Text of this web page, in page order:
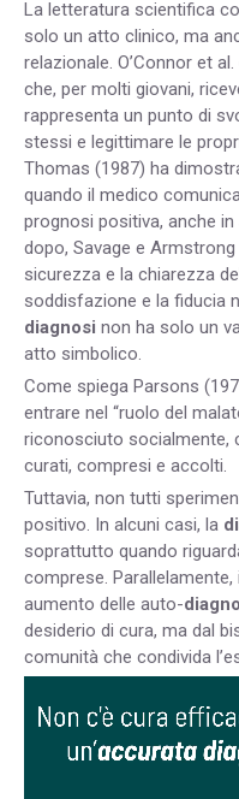
La letteratura scientifica
solo un atto clinico, ma
relazionale. O’Connor et
che, per molti giovani,
rappresenta un punto di
stessi e legittimare le
Thomas (1987) ha
quando il medico
prognosi positiva, anche
dopo, Savage e
sicurezza e la chiarezza
soddisfazione e la fiducia
diagnosi non ha solo un
atto simbolico.
Come spiega Parsons
entrare nel “ruolo del
riconosciuto socialmente,
curati, compresi e accolti.
Tuttavia, non tutti
positivo. In alcuni casi, la
soprattutto quando
comprese.
aumento delle auto-
desiderio di cura, ma dal
comunità che condivida